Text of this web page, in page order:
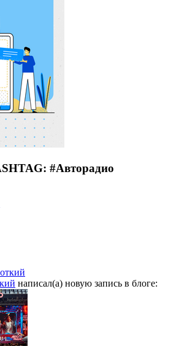
#Авторадио
написал(а) новую запись в блоге: